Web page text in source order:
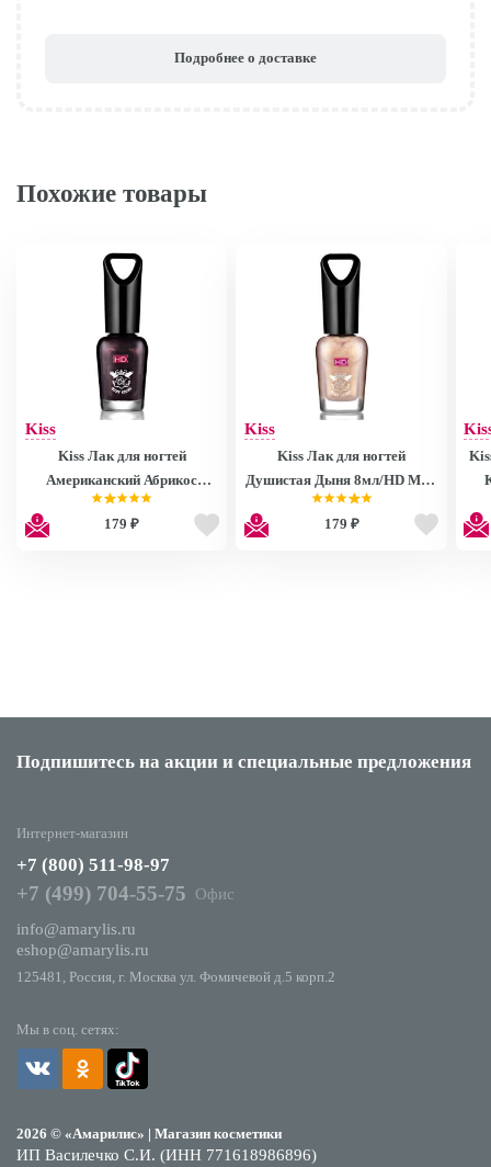
Подробнее о доставке
Похожие товары
Kiss
Kiss Лак для ногтей
Американский Абрикос
8мл/HD Mini Nail Polish
MNP28
179 ₽
Kiss
Kiss Лак для ногтей
Душистая Дыня 8мл/HD Mini
Nail Polish MNP27
179 ₽
Подпишитесь на акции и специальные предложения
Мы в соц. сетях:
2026 © «Амарилис» | Магазин косметики
ИП Василечко С.И. (ИНН 771618986896)
Интернет-магазин
+7 (800) 511-98-97
+7 (499) 704-55-75
Офис
info@amarylis.ru
eshop@amarylis.ru
125481, Россия, г. Москва ул. Фомичевой д.5 корп.2